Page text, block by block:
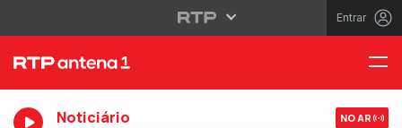
Entrar
Noticiário NO AR